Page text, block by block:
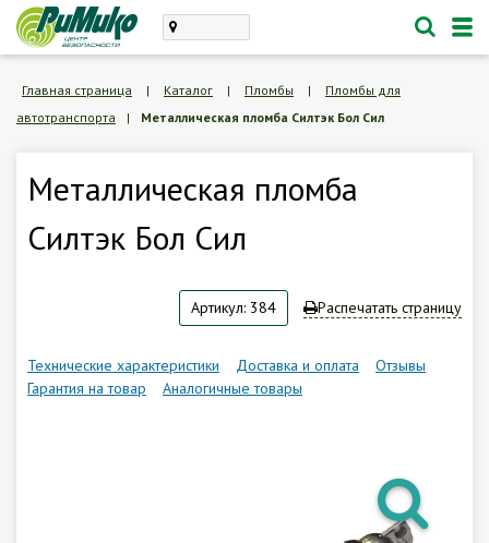
Каталог
Личный кабинет
Корзина /
8 (846) 300-47-62
Заказать обратный звонок
Главная страница | Каталог | Пломбы |
Пломбы для
автотранспорта
| Металлическая пломба Силтэк Бол Сил
Металлическая пломба
Силтэк Бол Сил
Артикул: 384 Распечатать страницу
Технические характеристики Доставка и оплата
Отзывы
Гарантия на товар
Аналогичные товары